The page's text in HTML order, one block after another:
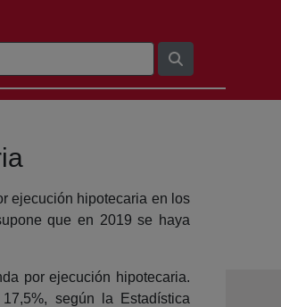
ejecución hipotecaria en los
que en 2019 se haya
por ejecución hipotecaria.
según la Estadística